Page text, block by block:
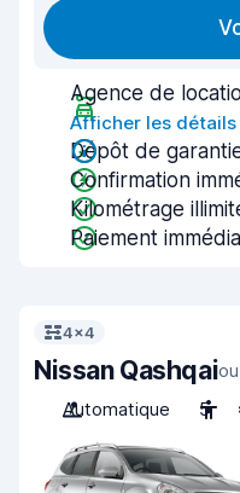
Agence de
Afficher les
Dépôt de
Confirmation
Kilométrage
Paiement
4x4
Nissan Qashqai
Automatique
5